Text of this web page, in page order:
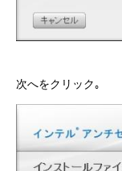
次へをクリック｡